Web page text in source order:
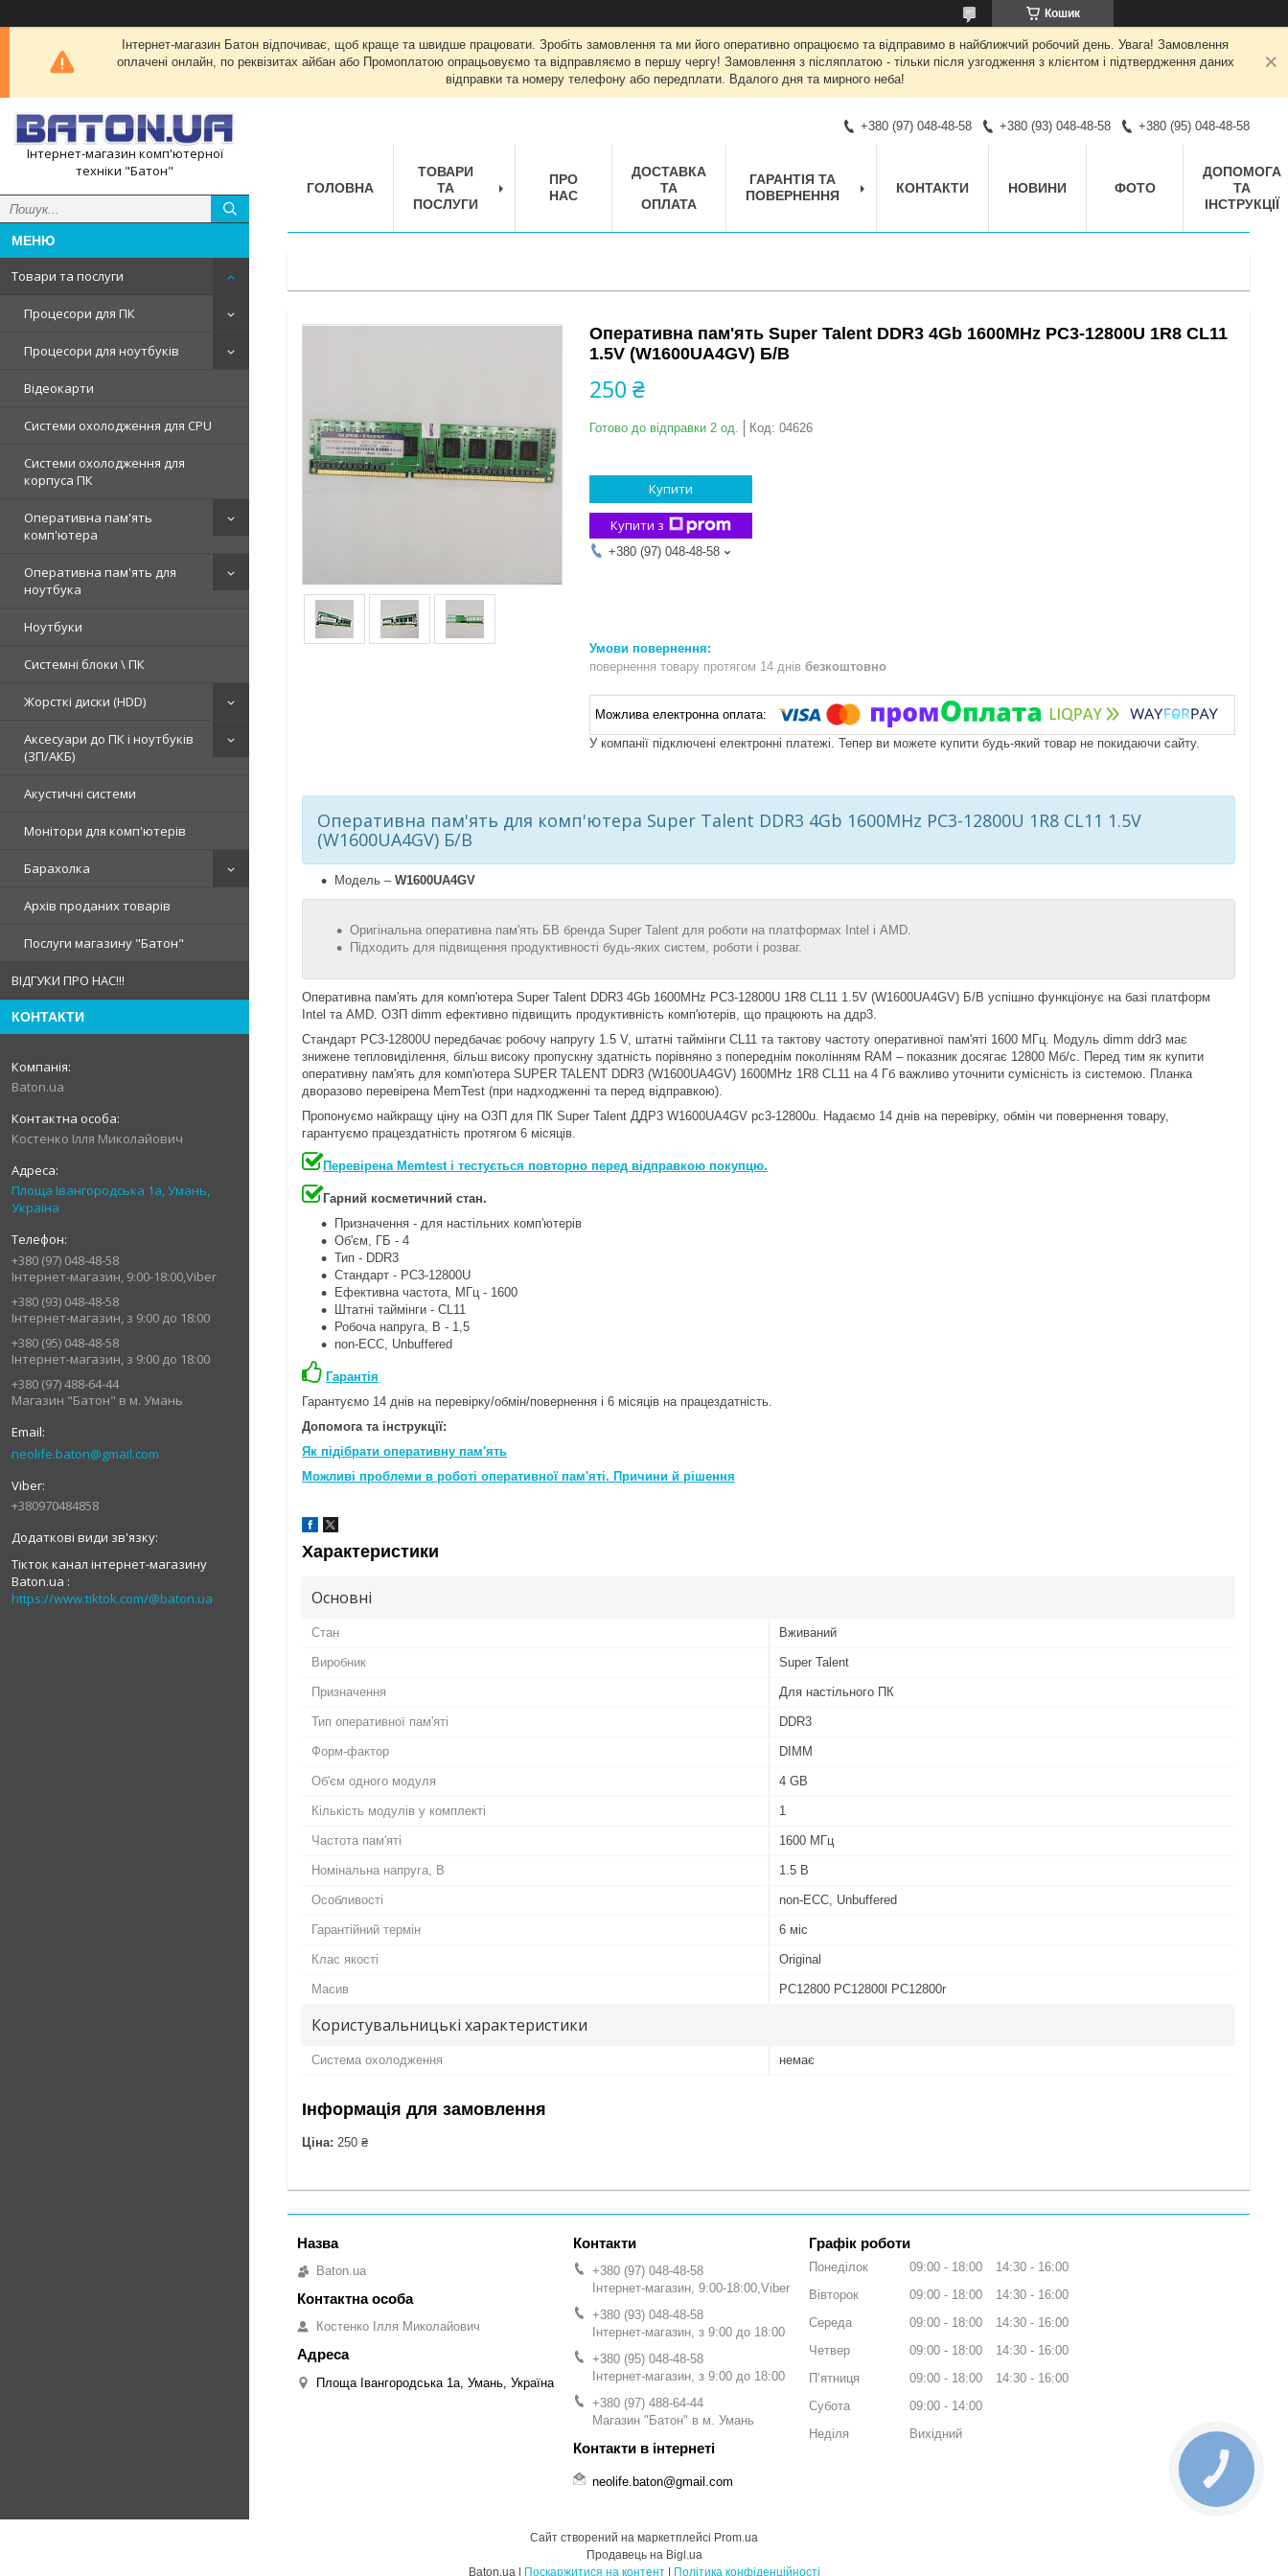
Кошик
Інтернет-магазин Батон відпочиває, щоб краще та швидше працювати. Зробіть замовлення та ми його оперативно опрацюємо та відправимо в найближчий робочий день. Увага! Замовлення
оплачені онлайн, по реквізитах айбан або Промоплатою опрацьовуємо та відправляємо в першу чергу! Замовлення з післяплатою - тільки після узгодження з клієнтом і підтвердження даних
відправки та номеру телефону або передплати. Вдалого дня та мирного неба!
Інтернет-магазин комп'ютерної
техніки "Батон"
Товари та послуги
Процесори для ПК
Процесори для ноутбуків
Відеокарти
Системи охолодження для CPU
Системи охолодження для
корпуса ПК
Оперативна пам'ять
комп'ютера
Оперативна пам'ять для
ноутбука
Ноутбуки
Системні блоки \ ПК
Жорсткі диски (HDD)
Аксесуари до ПК і ноутбуків
(ЗП/АКБ)
Акустичні системи
Монітори для комп'ютерів
Барахолка
Архів проданих товарів
Послуги магазину "Батон"
ВІДГУКИ ПРО НАС!!!
КОНТАКТИ
Baton.ua
Костенко Ілля Миколайович
Площа Івангородська 1а, Умань,
Україна
+380 (97) 048-48-58
Інтернет-магазин, 9:00-18:00,Viber
+380 (93) 048-48-58
Інтернет-магазин, з 9:00 до 18:00
+380 (95) 048-48-58
Інтернет-магазин, з 9:00 до 18:00
+380 (97) 488-64-44
Магазин "Батон" в м. Умань
neolife.baton@gmail.com
+380970484858
Тікток канал інтернет-магазину
Baton.ua
https://www.tiktok.com/@baton.ua
+380 (97) 048-48-58 +380 (93) 048-48-58 +380 (95) 048-48-58
ГОЛОВНА
ТОВАРИ
ТА
ПОСЛУГИ
ПРО
НАС
ДОСТАВКА
ТА
ОПЛАТА
ГАРАНТІЯ ТА
ПОВЕРНЕННЯ
КОНТАКТИ НОВИНИ ФОТО
ДОПОМОГА
ТА
ІНСТРУКЦІЇ
Оперативна пам'ять Super Talent DDR3 4Gb 1600MHz PC3-12800U 1R8 CL11
1.5V (W1600UA4GV) Б/В
250 ₴
Готово до відправки 2 од. Код: 04626
Купити
Купити з
+380 (97) 048-48-58
повернення товару протягом 14 днів безкоштовно
У компанії підключені електронні платежі. Тепер ви можете купити будь-який товар не покидаючи сайту.
Оперативна пам'ять для комп'ютера Super Talent DDR3 4Gb 1600MHz PC3-12800U 1R8 CL11 1.5V
(W1600UA4GV) Б/В
Модель – W1600UA4GV
Оригінальна оперативна пам'ять БВ бренда Super Talent для роботи на платформах Intel і AMD.
Підходить для підвищення продуктивності будь-яких систем, роботи і розваг.
Оперативна пам'ять для комп'ютера Super Talent DDR3 4Gb 1600MHz PC3-12800U 1R8 CL11 1.5V (W1600UA4GV) Б/В успішно функціонує на базі платформ
Intel та AMD. ОЗП dimm ефективно підвищить продуктивність комп'ютерів, що працюють на ддр3.
Стандарт PC3-12800U передбачає робочу напругу 1.5 V, штатні таймінги CL11 та тактову частоту оперативної пам'яті 1600 МГц. Модуль dimm ddr3 має
знижене тепловиділення, більш високу пропускну здатність порівняно з попереднім поколінням RAM – показник досягає 12800 Мб/с. Перед тим як купити
оперативну пам'ять для комп'ютера SUPER TALENT DDR3 (W1600UA4GV) 1600MHz 1R8 CL11 на 4 Гб важливо уточнити сумісність із системою. Планка
дворазово перевірена MemTest (при надходженні та перед відправкою).
Пропонуємо найкращу ціну на ОЗП для ПК Super Talent ДДР3 W1600UA4GV pc3-12800u. Надаємо 14 днів на перевірку, обмін чи повернення товару,
гарантуємо працездатність протягом 6 місяців.
Перевірена Memtest і тестується повторно перед відправкою покупцю.
Гарний косметичний стан.
Призначення - для настільних комп'ютерів
Об'єм, ГБ - 4
Тип - DDR3
Стандарт - PC3-12800U
Ефективна частота, МГц - 1600
Штатні таймінги - CL11
Робоча напруга, В - 1,5
non-ECC, Unbuffered
Гарантія
Гарантуємо 14 днів на перевірку/обмін/повернення і 6 місяців на працездатність.
Допомога та інструкції:
Як підібрати оперативну пам'ять
Можливі проблеми в роботі оперативної пам'яті. Причини й рішення
Характеристики
Основні
Стан Вживаний
Виробник Super Talent
Призначення Для настільного ПК
Тип оперативної пам'яті DDR3
Форм-фактор DIMM
Об'єм одного модуля 4 GB
Кількість модулів у комплекті 1
Частота пам'яті 1600 МГц
Номінальна напруга, В 1.5 В
Особливості non-ECC, Unbuffered
Гарантійний термін 6 міс
Клас якості Original
Масив PC12800 PC12800l PC12800r
Користувальницькі характеристики
Система охолодження немає
Інформація для замовлення
Ціна: 250 ₴
Baton.ua
Костенко Ілля Миколайович
Площа Івангородська 1а, Умань, Україна
+380 (97) 048-48-58
Інтернет-магазин, 9:00-18:00,Viber
+380 (93) 048-48-58
Інтернет-магазин, з 9:00 до 18:00
+380 (95) 048-48-58
Інтернет-магазин, з 9:00 до 18:00
+380 (97) 488-64-44
Магазин "Батон" в м. Умань
neolife.baton@gmail.com
Графік роботи
Понеділок 09:00 18:00 14:30
16:00
Вівторок
09:00 18:00 14:30
16:00
Середа
09:00 18:00 14:30
16:00
Четвер
09:00 18:00 14:30
16:00
Пʼятниця
09:00 18:00 14:30
16:00
Субота
09:00
14:00
Неділя
Вихідний
Сайт створений на маркетплейсі Prom.ua
Продавець на Bigl.ua
Baton.ua | Поскаржитися на контент | Політика конфіденційності